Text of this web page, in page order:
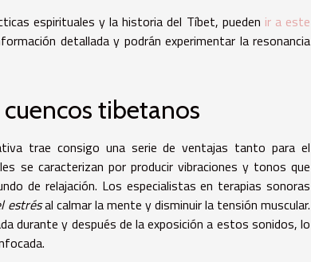
espirituales y la historia del Tíbet, pueden ir a este
detallada y podrán experimentar la resonancia
tibetanos
trae consigo una serie de ventajas tanto para el
se caracterizan por producir vibraciones y tonos que
de relajación. Los especialistas en terapias sonoras
estrésal calmar la mente y disminuir la tensión muscular.
durante y después de la exposición a estos sonidos, lo